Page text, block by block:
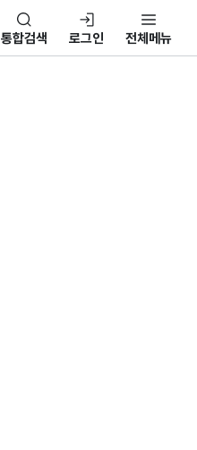
본문 바로가기
통합검색 로그인 전체메뉴